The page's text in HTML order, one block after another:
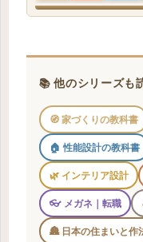
📚 他のシリーズも
🧭 家づくりの教科書
🏠 性能設計の教科書
🌿 インテリア設計
👓 メガネ｜転職
🏯 日本の住まいと作